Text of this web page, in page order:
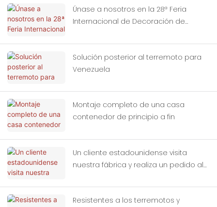
Únase a nosotros en la 28ª Feria
Internacional de Decoración de
Solución posterior al terremoto para
Venezuela
Montaje completo de una casa
contenedor de principio a fin
Un cliente estadounidense visita
nuestra fábrica y realiza un pedido al
Resistentes a los terremotos y